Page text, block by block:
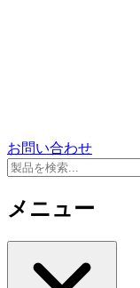
お問い合わせ
メニュー